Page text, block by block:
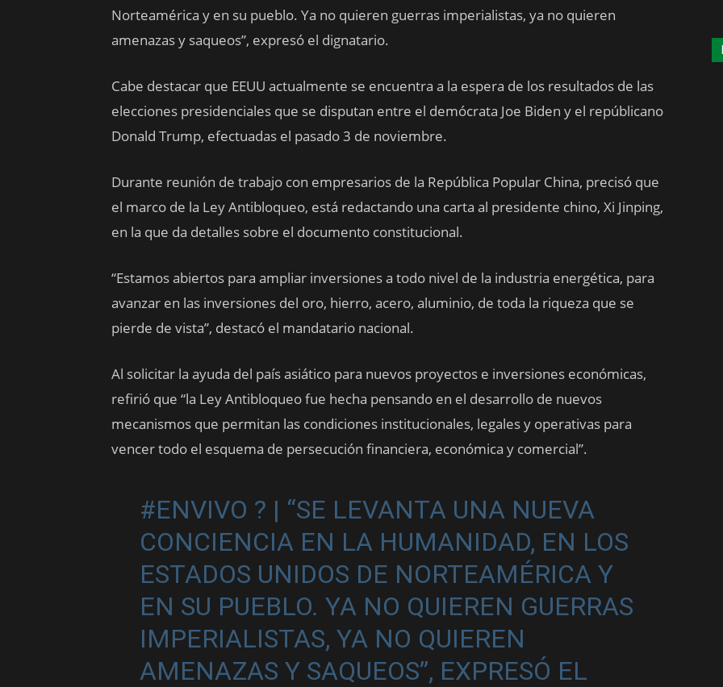
Norteamérica y en su pueblo. Ya no quieren guerras imperialistas, ya no quieren
amenazas y saqueos”, expresó el dignatario.
Cabe destacar que EEUU actualmente se encuentra a la espera de los resultados de las
elecciones presidenciales que se disputan entre el demócrata Joe Biden y el repúblicano
Donald Trump, efectuadas el pasado 3 de noviembre.
Durante reunión de trabajo con empresarios de la República Popular China, precisó que
el marco de la Ley Antibloqueo, está redactando una carta al presidente chino, Xi Jinping,
en la que da detalles sobre el documento constitucional.
“Estamos abiertos para ampliar inversiones a todo nivel de la industria energética, para
avanzar en las inversiones del oro, hierro, acero, aluminio, de toda la riqueza que se
pierde de vista”, destacó el mandatario nacional.
Al solicitar la ayuda del país asiático para nuevos proyectos e inversiones económicas,
refirió que “la Ley Antibloqueo fue hecha pensando en el desarrollo de nuevos
mecanismos que permitan las condiciones institucionales, legales y operativas para
vencer todo el esquema de persecución financiera, económica y comercial”.
#ENVIVO ? | “SE LEVANTA UNA NUEVA
CONCIENCIA EN LA HUMANIDAD, EN LOS
ESTADOS UNIDOS DE NORTEAMÉRICA Y
EN SU PUEBLO. YA NO QUIEREN GUERRAS
IMPERIALISTAS, YA NO QUIEREN
AMENAZAS Y SAQUEOS”, EXPRESÓ EL